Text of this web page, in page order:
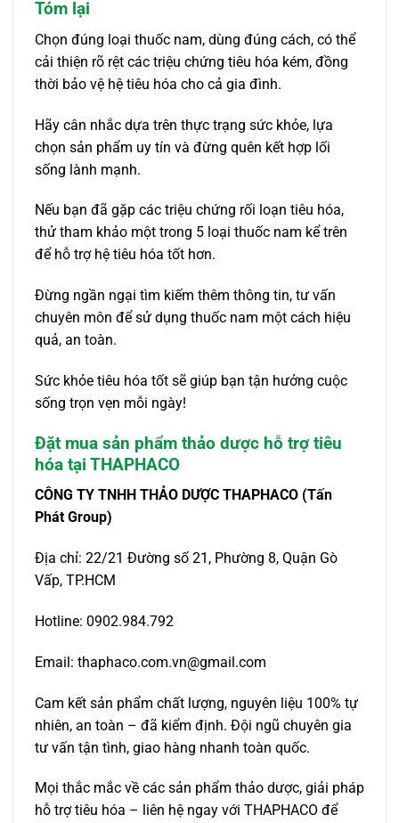
Tóm lại
Chọn đúng loại thuốc nam, dùng đúng cách, có thể
cải thiện rõ rệt các triệu chứng tiêu hóa kém, đồng
thời bảo vệ hệ tiêu hóa cho cả gia đình.
Hãy cân nhắc dựa trên thực trạng sức khỏe, lựa
chọn sản phẩm uy tín và đừng quên kết hợp lối
sống lành mạnh.
Nếu bạn đã gặp các triệu chứng rối loạn tiêu hóa,
thử tham khảo một trong 5 loại thuốc nam kể trên
để hỗ trợ hệ tiêu hóa tốt hơn.
Đừng ngần ngại tìm kiếm thêm thông tin, tư vấn
chuyên môn để sử dụng thuốc nam một cách hiệu
quả, an toàn.
Sức khỏe tiêu hóa tốt sẽ giúp bạn tận hưởng cuộc
sống trọn vẹn mỗi ngày!
Đặt mua sản phẩm thảo dược hỗ trợ tiêu
hóa tại THAPHACO
CÔNG TY TNHH THẢO DƯỢC THAPHACO (Tấn
Phát Group)
Địa chỉ: 22/21 Đường số 21, Phường 8, Quận Gò
Vấp, TP.HCM
Hotline: 0902.984.792
Email: thaphaco.com.vn@gmail.com
Cam kết sản phẩm chất lượng, nguyên liệu 100% tự
nhiên, an toàn – đã kiểm định. Đội ngũ chuyên gia
tư vấn tận tình, giao hàng nhanh toàn quốc.
Mọi thắc mắc về các sản phẩm thảo dược, giải pháp
hỗ trợ tiêu hóa – liên hệ ngay với THAPHACO để